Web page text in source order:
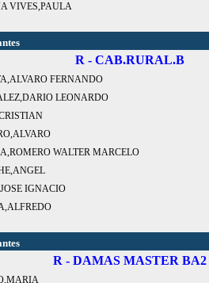
VIVES,PAULA
R - CAB.RURAL.B
FERNANDO
LEONARDO
WALTER MARCELO
IGNACIO
R - DAMAS MASTER BA2